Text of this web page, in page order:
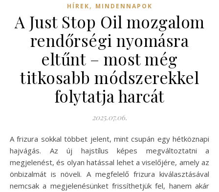
HÍREK, MINDENNAPOK
A Just Stop Oil mozgalom
rendőrségi nyomásra
eltűnt – most még
titkosabb módszerekkel
folytatja harcát
2025.07.06.
A frizura sokkal többet jelent, mint csupán egy hétköznapi
hajvágás. Az új hajstílus képes megváltoztatni a
megjelenést, és olyan hatással lehet a viselőjére, amely az
önbizalmát is növeli. A megfelelő frizura kiválasztásával
nemcsak a megjelenésünket frissíthetjük fel, hanem akár